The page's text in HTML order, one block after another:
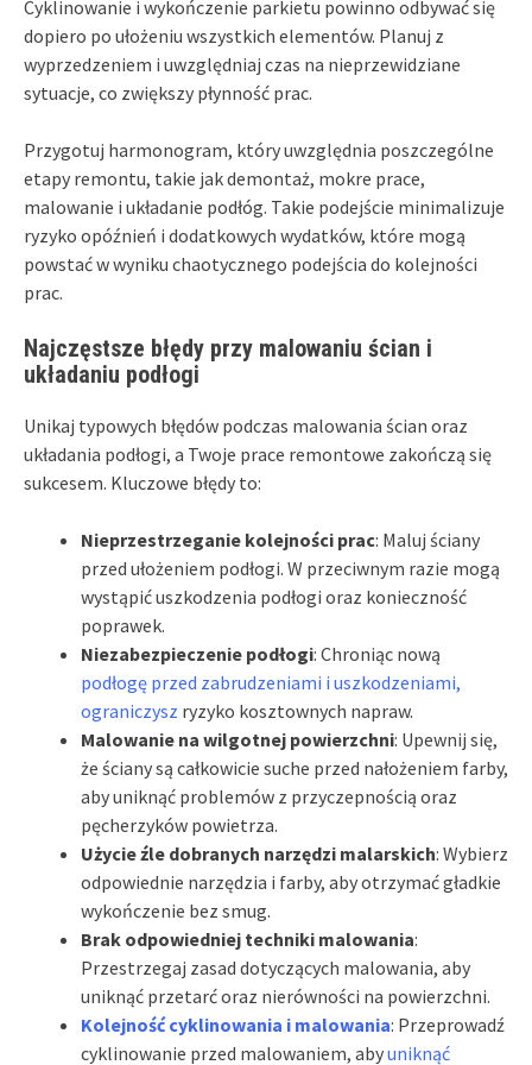
Cyklinowanie i wykończenie parkietu powinno odbywać się
dopiero po ułożeniu wszystkich elementów. Planuj z
wyprzedzeniem i uwzględniaj czas na nieprzewidziane
sytuacje, co zwiększy płynność prac.
Przygotuj harmonogram, który uwzględnia poszczególne
etapy remontu, takie jak demontaż, mokre prace,
malowanie i układanie podłóg. Takie podejście minimalizuje
ryzyko opóźnień i dodatkowych wydatków, które mogą
powstać w wyniku chaotycznego podejścia do kolejności
prac.
Najczęstsze błędy przy malowaniu ścian i
układaniu podłogi
Unikaj typowych błędów podczas malowania ścian oraz
układania podłogi, a Twoje prace remontowe zakończą się
sukcesem. Kluczowe błędy to:
Nieprzestrzeganie kolejności prac: Maluj ściany
przed ułożeniem podłogi. W przeciwnym razie mogą
wystąpić uszkodzenia podłogi oraz konieczność
poprawek.
Niezabezpieczenie podłogi: Chroniąc nową
podłogę przed zabrudzeniami i uszkodzeniami,
ograniczysz ryzyko kosztownych napraw.
Malowanie na wilgotnej powierzchni: Upewnij się,
że ściany są całkowicie suche przed nałożeniem farby,
aby uniknąć problemów z przyczepnością oraz
pęcherzyków powietrza.
Użycie źle dobranych narzędzi malarskich: Wybierz
odpowiednie narzędzia i farby, aby otrzymać gładkie
wykończenie bez smug.
Brak odpowiedniej techniki malowania:
Przestrzegaj zasad dotyczących malowania, aby
uniknąć przetarć oraz nierówności na powierzchni.
Kolejność cyklinowania i malowania: Przeprowadź
cyklinowanie przed malowaniem, abyuniknąć